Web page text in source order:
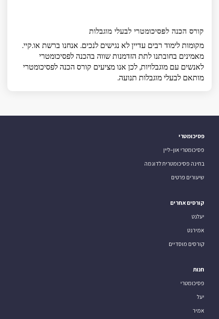
קורס הכנה לפסיכומטרי לבעלי מוגבלות
מקומות לימוד רבים עדיין לא נגישים לנכים. אנחנו ברשת או.קיי.
מאמינים בחובתנו לתת הזדמנות שווה בהכנה לפסיכומטרי
לאנשים עם מוגבלויות, לכן אנו מציעים קורס הכנה לפסיכומטרי
מותאם לבעלי מוגבלות תנועה.
פסיכומטרי
פסיכומטרי און–ליין
בחינה פסיכומטרית לדוגמה
שיעורים פרטים
קורסים אחרים
יעלנט
אמירנט
קורסים מוסדיים
חנות
פסיכומטרי
יעל
אמיר